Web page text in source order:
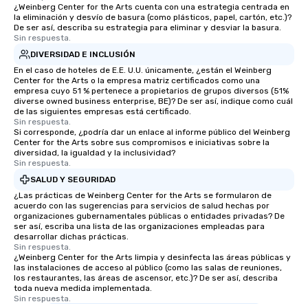
¿Weinberg Center for the Arts cuenta con una estrategia centrada en
la eliminación y desvío de basura (como plásticos, papel, cartón, etc.)?
De ser así, describa su estrategia para eliminar y desviar la basura.
Sin respuesta.
DIVERSIDAD E INCLUSIÓN
En el caso de hoteles de E.E. U.U. únicamente, ¿están el Weinberg
Center for the Arts o la empresa matriz certificados como una
empresa cuyo 51 % pertenece a propietarios de grupos diversos (51%
diverse owned business enterprise, BE)? De ser así, indique como cuál
de las siguientes empresas está certificado.
Sin respuesta.
Si corresponde, ¿podría dar un enlace al informe público del Weinberg
Center for the Arts sobre sus compromisos e iniciativas sobre la
diversidad, la igualdad y la inclusividad?
Sin respuesta.
SALUD Y SEGURIDAD
¿Las prácticas de Weinberg Center for the Arts se formularon de
acuerdo con las sugerencias para servicios de salud hechas por
organizaciones gubernamentales públicas o entidades privadas? De
ser así, escriba una lista de las organizaciones empleadas para
desarrollar dichas prácticas.
Sin respuesta.
¿Weinberg Center for the Arts limpia y desinfecta las áreas públicas y
las instalaciones de acceso al público (como las salas de reuniones,
los restaurantes, las áreas de ascensor, etc.)? De ser así, describa
toda nueva medida implementada.
Sin respuesta.